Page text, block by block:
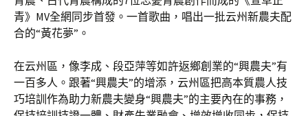
青》MV全網同步首發。一首歌曲，唱出一批云州新農夫配
合的“黃花夢”。
在云州區，像李成、段亞萍等如許返鄉創業的“興農夫”有
一百多人。跟著“興農夫”的增添，云州區把高本質農人技
巧培訓作為助力新農夫變身“興農夫”的主要內在的事務，